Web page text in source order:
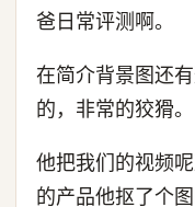
爸日常评测啊。
在简介背景图还
的，非常的狡猾。
他把我们的视频
的产品他抠了个